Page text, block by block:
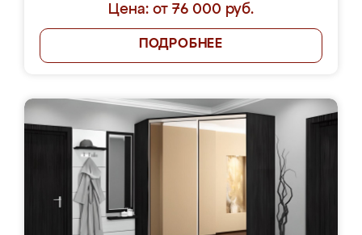
Цена: от 76 000 руб.
ПОДРОБНЕЕ